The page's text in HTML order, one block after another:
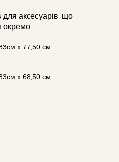
для аксесуарів, що
окремо
х 77,50 см
х 68,50 см